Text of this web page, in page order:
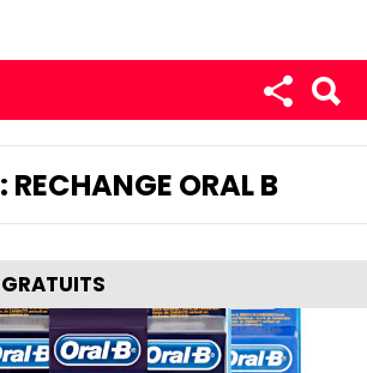
RECHANGE ORAL B